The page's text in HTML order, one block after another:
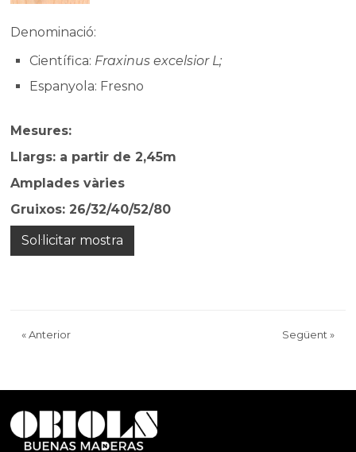
Denominació:
Científica: Fraxinus excelsior L;
Espanyola: Fresno
Mesures:
Llargs: a partir de 2,45m
Amplades vàries
Gruixos: 26/32/40/52/80
Sol·licitar mostra
«Anterior Següent »